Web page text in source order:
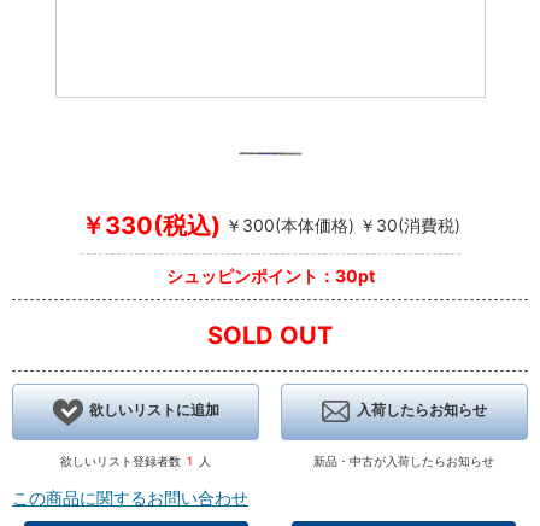
￥330(税込) ￥300(本体価格) ￥30(消費税)
シュッピンポイント：30pt
SOLD OUT
欲しいリストに追加
欲しいリスト登録者数 1 人
入荷したらお知らせ
新品・中古が入荷したらお知らせ
この商品に関するお問い合わせ